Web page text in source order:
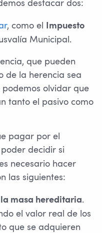
destacar dos:
, como el Impuesto
Municipal.
que pueden
de la herencia sea
olvidar que
tanto el pasivo como
pagar por el
decidir si
necesario hacer
las siguientes:
masa hereditaria.
el valor real de los
que se adquieren